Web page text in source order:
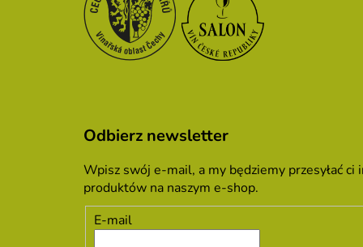
Odbierz newsletter
Wpisz swój e-mail, a my będziemy przesyłać
produktów na naszym e-shop.
E-mail